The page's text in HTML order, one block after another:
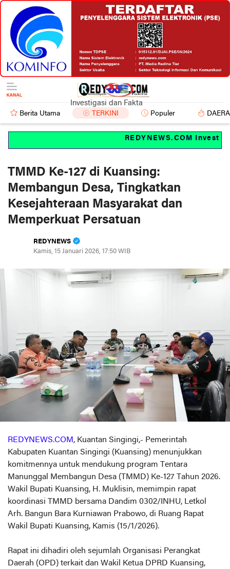
Investigasi dan Fakta
Berita Utama TERKINI Populer
REDYNEWS.COM
TMMD Ke-127 di Kuansing:
Membangun Desa, Tingkatkan
Kesejahteraan Masyarakat dan
Memperkuat Persatuan
REDYNEWS
Kamis, 15 Januari 2026, 17:50 WIB
REDYNEWS.COM , Kuantan Singingi,- Pemerintah
Kabupaten Kuantan Singingi (Kuansing) menunjukkan
komitmennya untuk mendukung program Tentara
Manunggal Membangun Desa (TMMD) Ke-127 Tahun 2026.
Wakil Bupati Kuansing, H. Muklisin, memimpin rapat
koordinasi TMMD bersama Dandim 0302/INHU, Letkol
Arh. Bangun Bara Kurniawan Prabowo, di Ruang Rapat
Wakil Bupati Kuansing, Kamis (15/1/2026).
Rapat ini dihadiri oleh sejumlah Organisasi Perangkat
Daerah (OPD) terkait dan Wakil Ketua DPRD Kuansing,